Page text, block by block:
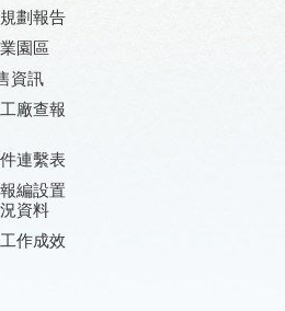
劃報告
園區
資訊
廠查報
連繫表
編設置
資料
作成效